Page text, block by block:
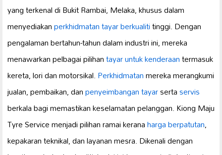
yang terkenal di Bukit Rambai, Melaka, khusus dalam
menyediakanperkhidmatan tayar berkualititinggi. Dengan
pengalaman bertahun-tahun dalam industri ini, mereka
menawarkan pelbagai pilihantayar untuk kenderaantermasuk
kereta, lori dan motorsikal.Perkhidmatanmereka merangkumi
jualan, pembaikan, danpenyeimbangan tayarsertaservis
berkala bagi memastikan keselamatan pelanggan. Kiong Maju
Tyre Service menjadi pilihan ramai keranaharga berpatutan,
kepakaran teknikal, dan layanan mesra. Dikenali dengan